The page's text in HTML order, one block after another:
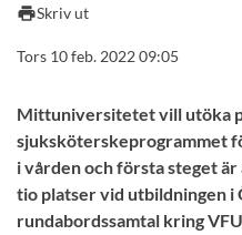
printSkriv ut
Tors 10 feb. 2022 09:05
Mittuniversitetet vill utöka
sjuksköterskeprogrammet
i vården och första steget
tio platser vid utbildningen
rundabordssamtal kring